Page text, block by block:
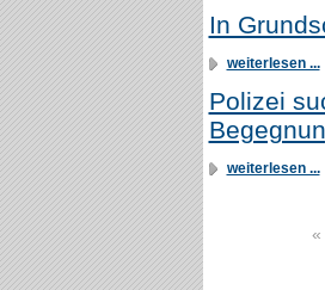
In
weiterlesen ...
Polizei
weiterlesen ...
«